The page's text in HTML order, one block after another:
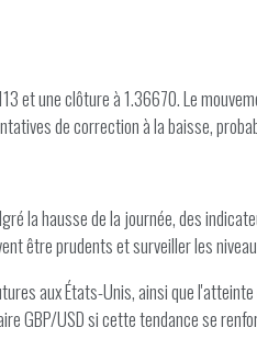
et une clôture à 1.36670. Le
de correction à la baisse,
la hausse de la journée, des
être prudents et surveiller les
aux États-Unis, ainsi que
GBP/USD si cette tendance se